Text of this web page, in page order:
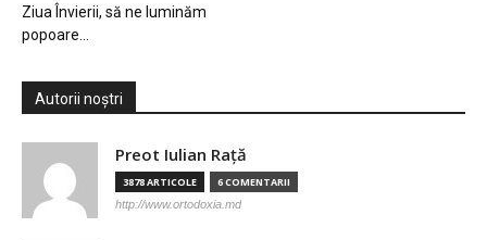
Ziua Învierii, să ne luminăm
popoare…
Autorii noștri
Preot Iulian Raţă
3878 ARTICOLE 6 COMENTARII
http://www.ortodoxia.md